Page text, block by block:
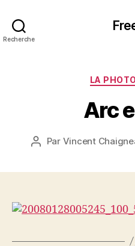
Recherche
LA
Arc
Auteur
Par Vincent